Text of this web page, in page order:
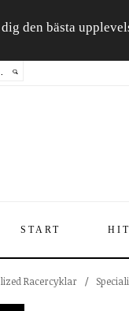
den bästa
START
Racercyklar /